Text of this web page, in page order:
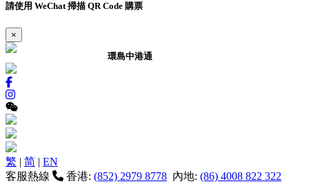
請使用 WeChat 掃描 QR Code 購票
×
環島中港通
繁 | 简 | EN
客服熱線
香港: (852) 2979 8778 內地: (86) 4008 822 322